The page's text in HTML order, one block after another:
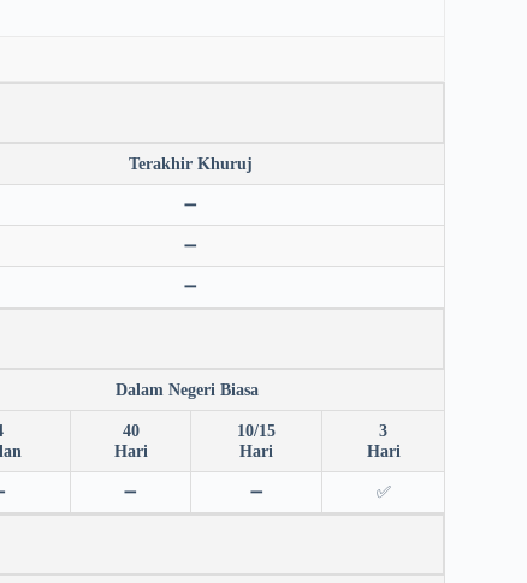
Terakhir Khuruj
➖
➖
➖
Dalam Negeri Biasa
40
Hari
10/15
Hari
3
Hari
➖ ➖ ✅